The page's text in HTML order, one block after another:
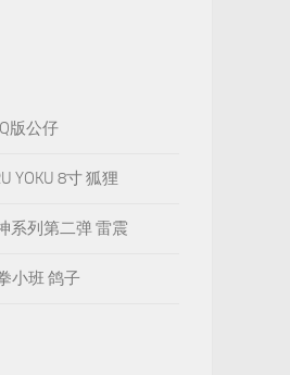
版公仔
YOKU 8寸 狐狸
系列第二弹 雷震
小班 鸽子